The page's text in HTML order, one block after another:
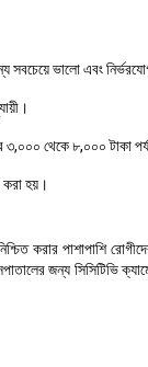
সবচেয়ে ভালো এবং
৩,০০০ থেকে ৮,০০০ টাকা
করা হয়।
করার পাশাপাশি
জন্য